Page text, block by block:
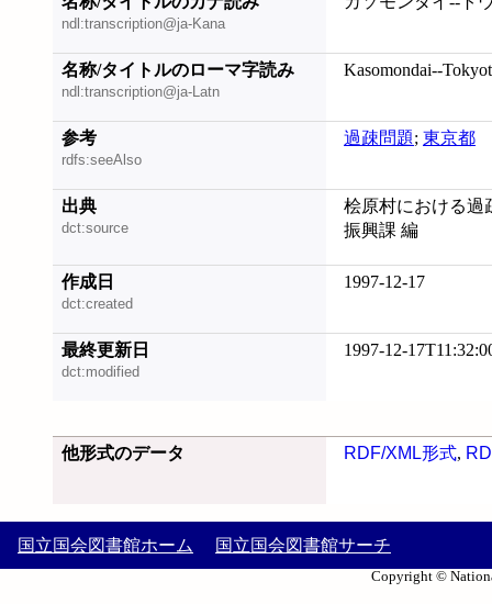
ndl:transcription@ja-Kana
名称/タイトルのローマ字読み
ndl:transcription@ja-Latn
Kasomondai--
参考
rdfs:seeAlso
過疎問題; 東京都
出典
dct:source
桧原村における過
振興課 編
作成日
dct:created
1997-12-17
最終更新日
dct:modified
1997-12-
他形式のデータ RDF/XML形式,
国立国会図書館ホーム 国立国会図書館サーチ
Copyright ©